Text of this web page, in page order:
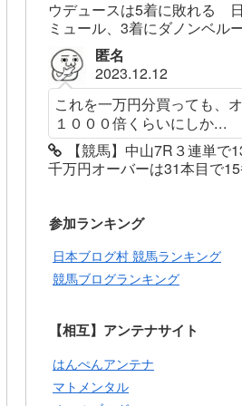
ウデュースは5着に敗れる
ミュール、3着にダノンベル
匿名
2023.12.12
これを一万円分買っても、
１０００倍くらいにしか...
【競馬】中山7R３連単
千万円オーバーは31本目で
参加ランキング
日本ブログ村 競馬ランキング
競馬ブログランキング
【相互】アンテナサイト
はんぺんアンテナ
マトメンタル